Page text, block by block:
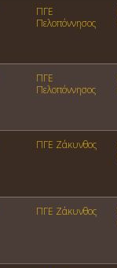
ΠΓΕ
Πελοπόννησος
ΠΓΕ
Πελοπόννησος
ΠΓΕ Ζάκυνθος
ΠΓΕ Ζάκυνθος